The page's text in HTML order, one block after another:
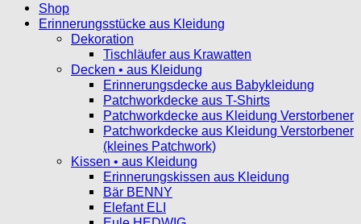
Shop
Erinnerungsstücke aus Kleidung
Dekoration
Tischläufer aus Krawatten
Decken • aus Kleidung
Erinnerungsdecke aus Babykleidung
Patchworkdecke aus T-Shirts
Patchworkdecke aus Kleidung Verstorbener
Patchworkdecke aus Kleidung Verstorbener
(kleines Patchwork)
Kissen • aus Kleidung
Erinnerungskissen aus Kleidung
Bär BENNY
Elefant ELI